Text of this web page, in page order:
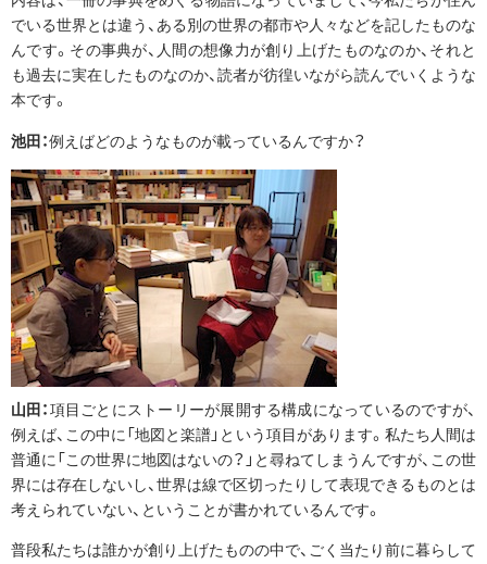
でいる世界とは違う、ある別の世界の都市や人々などを記したものな
んです。その事典が、人間の想像力が創り上げたものなのか、それと
も過去に実在したものなのか、読者が彷徨いながら読んでいくような
本です。
池田：例えばどのようなものが載っているんですか？
山田：項目ごとにストーリーが展開する構成になっているのですが、
例えば、この中に「地図と楽譜」という項目があります。私たち人間は
普通に「この世界に地図はないの？」と尋ねてしまうんですが、この世
界には存在しないし、世界は線で区切ったりして表現できるものとは
考えられていない、ということが書かれているんです。
普段私たちは誰かが創り上げたものの中で、ごく当たり前に暮らして